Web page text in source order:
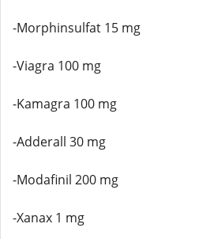
-Morphinsulfat 15 mg
-Viagra 100 mg
-Kamagra 100 mg
-Adderall 30 mg
-Modafinil 200 mg
-Xanax 1 mg